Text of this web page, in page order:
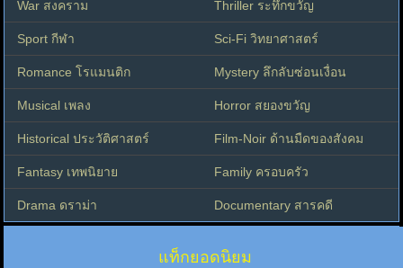
War สงคราม Thriller ระทึกขวัญ
Sport กีฬา Sci-Fi วิทยาศาสตร์
Romance โรแมนติก Mystery ลึกลับซ่อนเงื่อน
Musical เพลง Horror สยองขวัญ
Historical ประวัติศาสตร์ Film-Noir ด้านมืดของสังคม
Fantasy เทพนิยาย Family ครอบครัว
Drama ดราม่า Documentary สารคดี
แท็กยอดนิยม